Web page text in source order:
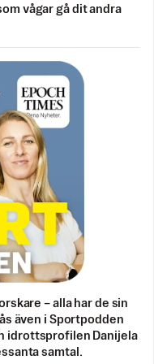
vågar gå dit andra
– alla har de sin
även i Sportpodden
idrottsprofilen Danijela
samtal.